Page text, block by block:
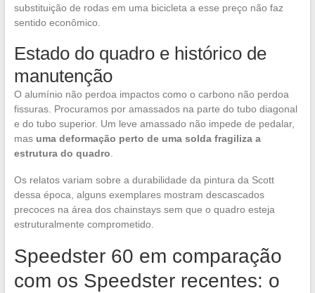
substituição de rodas em uma bicicleta a esse preço não faz
sentido econômico.
Estado do quadro e histórico de
manutenção
O alumínio não perdoa impactos como o carbono não perdoa
fissuras. Procuramos por amassados na parte do tubo diagonal
e do tubo superior. Um leve amassado não impede de pedalar,
mas uma deformação perto de uma solda fragiliza a
estrutura do quadro
Os relatos variam sobre a durabilidade da pintura da Scott
dessa época, alguns exemplares mostram descascados
precoces na área dos chainstays sem que o quadro esteja
estruturalmente comprometido.
Speedster 60 em comparação
com os Speedster recentes: o